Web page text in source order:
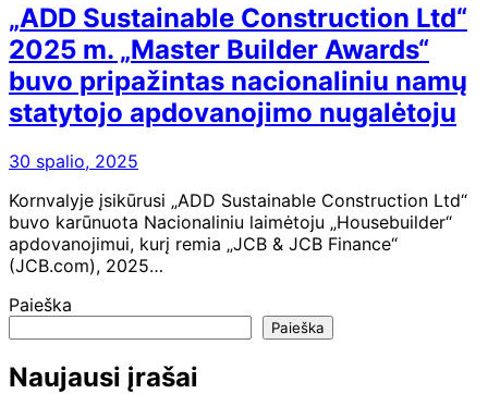
„ADD Sustainable Construction Ltd“
2025 m. „Master Builder Awards“
buvo pripažintas nacionaliniu namų
statytojo apdovanojimo nugalėtoju
30 spalio, 2025
Kornvalyje įsikūrusi „ADD Sustainable Construction Ltd“
buvo karūnuota Nacionaliniu laimėtoju „Housebuilder“
apdovanojimui, kurį remia „JCB & JCB Finance“
(JCB.com), 2025…
Paieška
Paieška
Naujausi įrašai